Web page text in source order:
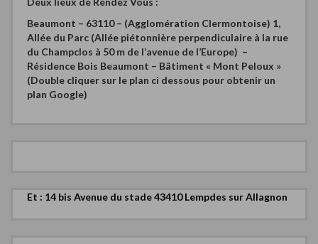
Beaumont – 63110 – (Agglomération Clermontoise) 1,
Allée du Parc (Allée piétonnière perpendiculaire à la rue
du Champclos à 50 m de l’avenue de l’Europe) –
Résidence Bois Beaumont – Bâtiment « Mont Peloux »
(Double cliquer sur le plan ci dessous pour obtenir un
plan Google)
Et : 14 bis Avenue du stade 43410 Lempdes sur Allagnon